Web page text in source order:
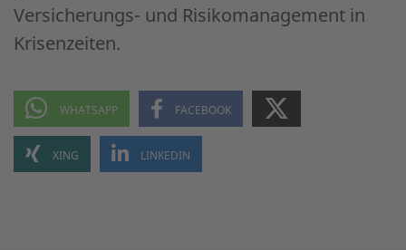
Versicherungs- und Risikomanagement in
Krisenzeiten.